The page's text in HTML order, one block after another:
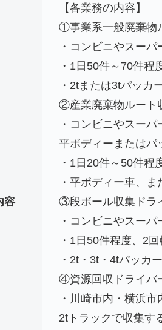
容
【各業務の内容】
①事業系一般廃棄物
・コンビニやスー
・1日50件～70件程
・2tまたは3tパッカ
②産業廃棄物ルート
・コンビニやスー
平ボディーまたはパ
・1日20件～50件程
・平ボディー車、ま
③段ボール収集ド
・コンビニやスー
・1日50件程度、2回
・2t・3t・4tパッカ
④資源回収ドライ
・川崎市内・横浜
2tトラックで収集す